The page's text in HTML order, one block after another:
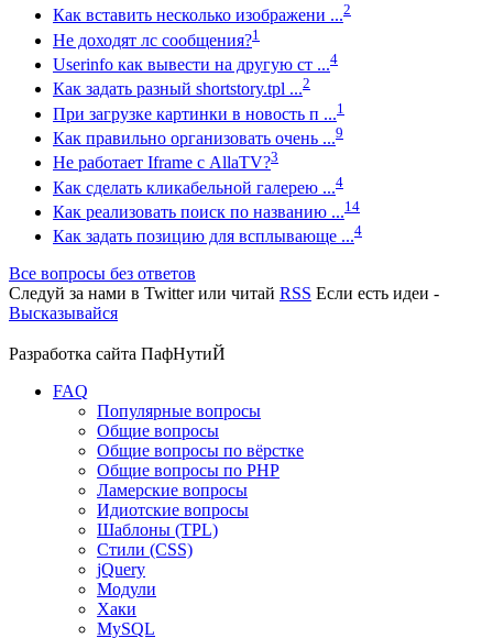
Как вставить несколько изображени ...2
Не доходят лс сообщения?1
Userinfo как вывести на другую ст ...4
Как задать разный shortstory.tpl ...2
При загрузке картинки в новость п ...1
Как правильно организовать очень ...9
Не работает Iframe с AllaTV?3
Как сделать кликабельной галерею ...4
Как реализовать поиск по названию ...14
Как задать позицию для всплывающе ...4
Все вопросы без ответов
Следуй за нами в Twitterили читай RSS Если есть идеи -
Высказывайся
Разработка сайта ПафНутиЙ
FAQ
Популярные вопросы
Общие вопросы
Общие вопросы по вёрстке
Общие вопросы по PHP
Ламерские вопросы
Идиотские вопросы
Шаблоны (TPL)
Стили (CSS)
jQuery
Модули
Хаки
MySQL